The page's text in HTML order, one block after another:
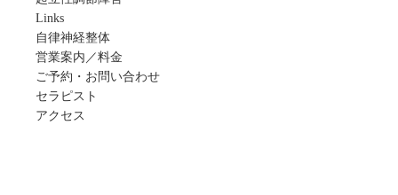
Links
自律神経整体
営業案内／料金
ご予約・お問い合わせ
セラピスト
アクセス